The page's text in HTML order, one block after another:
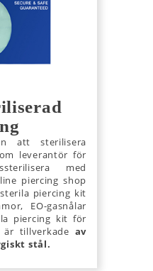
att sterilisera
leverantör för
med
piercing shop
piercing kit
EO-gasnålar
piercing kit för
är tillverkade av
stål.